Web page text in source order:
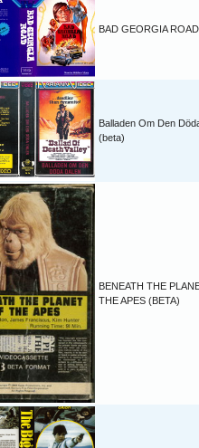
BAD GEORGIA
Balladen Om Den
(beta)
BENEATH THE
THE APES (BETA)